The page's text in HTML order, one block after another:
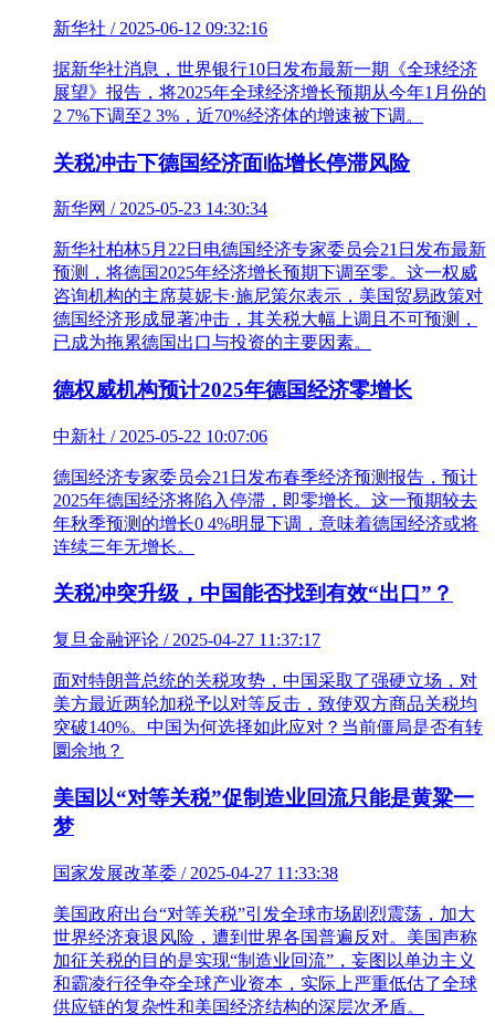
新华社 / 2025-06-12 09:32:16
据新华社消息，世界银行10日发布最新一期《全球经济
展望》报告，将2025年全球经济增长预期从今年1月份的
2 7%下调至2 3%，近70%经济体的增速被下调。
关税冲击下德国经济面临增长停滞风险
新华网 / 2025-05-23 14:30:34
新华社柏林5月22日电德国经济专家委员会21日发布最新
预测，将德国2025年经济增长预期下调至零。这一权威
咨询机构的主席莫妮卡·施尼策尔表示，美国贸易政策对
德国经济形成显著冲击，其关税大幅上调且不可预测，
已成为拖累德国出口与投资的主要因素。
德权威机构预计2025年德国经济零增长
中新社 / 2025-05-22 10:07:06
德国经济专家委员会21日发布春季经济预测报告，预计
2025年德国经济将陷入停滞，即零增长。这一预期较去
年秋季预测的增长0 4%明显下调，意味着德国经济或将
连续三年无增长。
关税冲突升级，中国能否找到有效“出口”？
复旦金融评论 / 2025-04-27 11:37:17
面对特朗普总统的关税攻势，中国采取了强硬立场，对
美方最近两轮加税予以对等反击，致使双方商品关税均
突破140%。中国为何选择如此应对？当前僵局是否有转
圜余地？
美国以“对等关税”促制造业回流只能是黄粱一
梦
国家发展改革委 / 2025-04-27 11:33:38
美国政府出台“对等关税”引发全球市场剧烈震荡，加大
世界经济衰退风险，遭到世界各国普遍反对。美国声称
加征关税的目的是实现“制造业回流”，妄图以单边主义
和霸凌行径争夺全球产业资本，实际上严重低估了全球
供应链的复杂性和美国经济结构的深层次矛盾。